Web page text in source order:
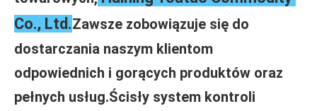
Co., Ltd.Zawsze zobowiązuje się do
dostarczania naszym klientom
odpowiednich i gorących produktów oraz
pełnych usług.Ścisły system kontroli